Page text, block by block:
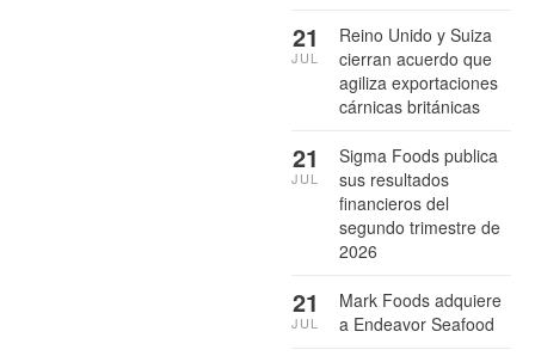
Reino Unido y Suiza
cierran acuerdo que
agiliza exportaciones
cárnicas británicas
21
JUL
Sigma Foods publica
sus resultados
financieros del
segundo trimestre de
2026
21
JUL
Mark Foods adquiere
a Endeavor Seafood
21
JUL